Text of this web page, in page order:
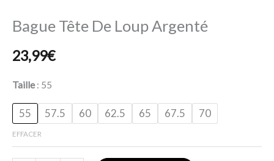
Bague Tête De Loup Argenté
23,99€
Taille 55
55 57.5 60 62.5 65 67.5 70
EFFACER